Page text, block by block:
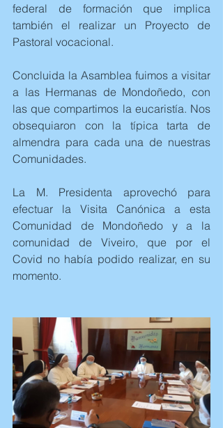
federal de formación que implica
también el realizar un Proyecto de
Pastoral vocacional.
Concluida la Asamblea fuimos a visitar
a las Hermanas de Mondoñedo, con
las que compartimos la eucaristía. Nos
obsequiaron con la típica tarta de
almendra para cada una de nuestras
Comunidades.
La M. Presidenta aprovechó para
efectuar la Visita Canónica a esta
Comunidad de Mondoñedo y a la
comunidad de Viveiro, que por el
Covid no había podido realizar, en su
momento.